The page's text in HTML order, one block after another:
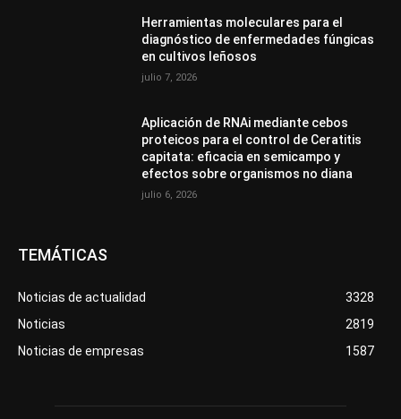
Herramientas moleculares para el
diagnóstico de enfermedades fúngicas
en cultivos leñosos
julio 7, 2026
Aplicación de RNAi mediante cebos
proteicos para el control de Ceratitis
capitata: eficacia en semicampo y
efectos sobre organismos no diana
julio 6, 2026
TEMÁTICAS
Noticias de actualidad
3328
Noticias
2819
Noticias de empresas
1587